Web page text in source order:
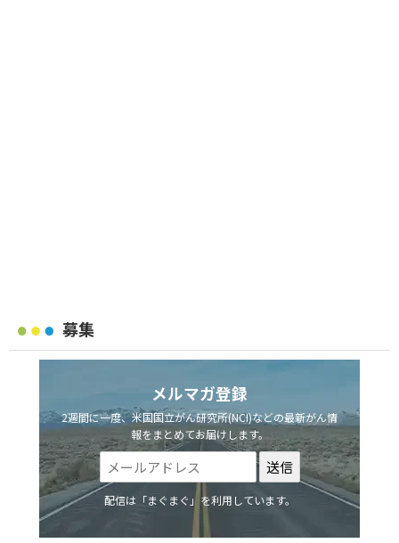
募集
メルマガ登録
2週間に一度、米国国立がん研究所(NCI)などの最新がん情
報をまとめてお届けします。
配信は「まぐまぐ」を利用しています。